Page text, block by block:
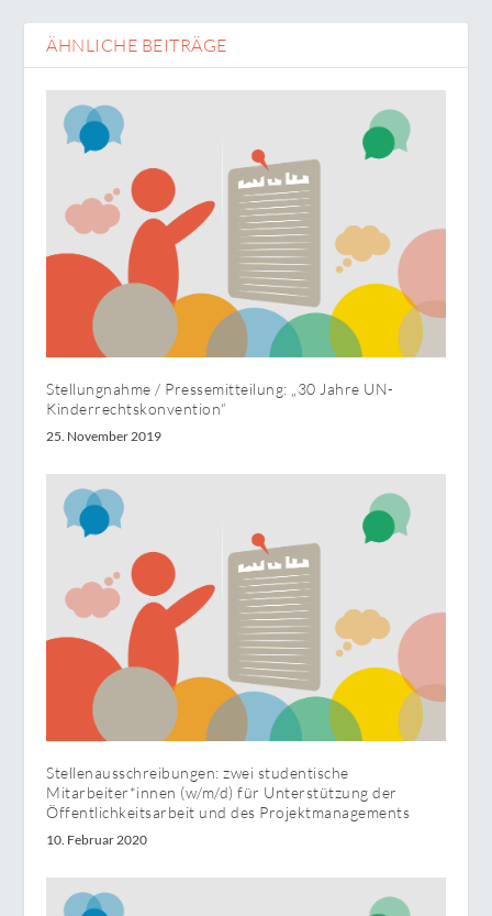
ÄHNLICHE BEITRÄGE
Stellungnahme / Pressemitteilung: „30 Jahre UN-
Kinderrechtskonvention“
25. November 2019
Stellenausschreibungen: zwei studentische
Mitarbeiter*innen (w/m/d) für Unterstützung der
Öffentlichkeitsarbeit und des Projektmanagements
10. Februar 2020